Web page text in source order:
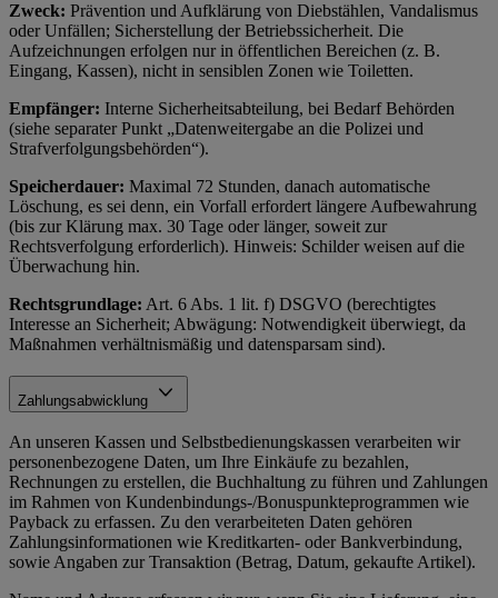
Zweck: Prävention und Aufklärung von Diebstählen, Vandalismus
oder Unfällen; Sicherstellung der Betriebssicherheit. Die
Aufzeichnungen erfolgen nur in öffentlichen Bereichen (z. B.
Eingang, Kassen), nicht in sensiblen Zonen wie Toiletten.
Empfänger: Interne Sicherheitsabteilung, bei Bedarf Behörden
(siehe separater Punkt „Datenweitergabe an die Polizei und
Strafverfolgungsbehörden“).
Speicherdauer: Maximal 72 Stunden, danach automatische
Löschung, es sei denn, ein Vorfall erfordert längere Aufbewahrung
(bis zur Klärung max. 30 Tage oder länger, soweit zur
Rechtsverfolgung erforderlich). Hinweis: Schilder weisen auf die
Überwachung hin.
Rechtsgrundlage: Art. 6 Abs. 1 lit. f) DSGVO (berechtigtes
Interesse an Sicherheit; Abwägung: Notwendigkeit überwiegt, da
Maßnahmen verhältnismäßig und datensparsam sind).
Zahlungsabwicklung
An unseren Kassen und Selbstbedienungskassen verarbeiten wir
personenbezogene Daten, um Ihre Einkäufe zu bezahlen,
Rechnungen zu erstellen, die Buchhaltung zu führen und Zahlungen
im Rahmen von Kundenbindungs-/Bonuspunkteprogrammen wie
Payback zu erfassen. Zu den verarbeiteten Daten gehören
Zahlungsinformationen wie Kreditkarten- oder Bankverbindung,
sowie Angaben zur Transaktion (Betrag, Datum, gekaufte Artikel).